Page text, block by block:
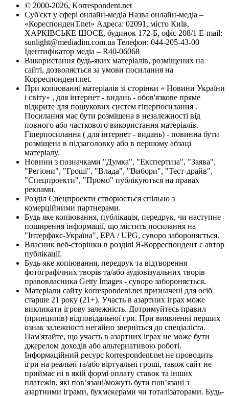
© 2000-2026, Korrespondent.net
Суб'єкт у сфері онлайн-медіа Назва онлайн-медіа –
«КореспонденТ.net» Адреса: 02091, місто Київ,
ХАРКІВСЬКЕ ШОСЕ, будинок 172-Б, офіс 208/1 E-mail:
sunlight@mediadim.com.ua Телефон: 044-205-43-00
Ідентифікатор медіа – R40-06068
Використання будь-яких матеріалів, розміщених на
сайті, дозволяється за умови посилання на
Корреспондент.net.
При копіюванні матеріалів зі сторінки « Новини України
і світу» , для інтернет - видань - обов'язкове пряме
відкрите для пошукових систем гіперпосилання .
Посилання має бути розміщена в незалежності від
повного або часткового використання матеріалів.
Гіперпосилання ( для інтернет - видань) - повинна бути
розміщена в підзаголовку або в першому абзаці
матеріалу.
Новини з позначками "Думка", "Експертиза", "Заява",
"Регіони", "Гроші", "Влада", "Вибори", "Тест-драйв",
"Спецпроекти", "Промо" публікуються на правах
реклами.
Розділ Спецпроекти створюється спільно з
комерційними партнерами.
Будь яке копіювання, публікація, передрук, чи наступне
поширення інформації, що містить посилання на
"Інтерфакс-Україна", EPA / UPG, суворо забороняється.
Власник веб-сторінки в розділі Я-Корреспондент є автор
публікації.
Будь-яке копіювання, передрук та відтворення
фотографічних творів та/або аудіовізуальних творів
правовласника Getty Images - суворо забороняється.
Матеріали сайту korrespondent.net призначені для осіб
старше 21 року (21+). Участь в азартних іграх може
викликати ігрову залежність. Дотримуйтесь правил
(принципів) відповідальної гри. При виявленні перших
ознак залежності негайно зверніться до спеціаліста.
Пам'ятайте, що участь в азартних іграх не може бути
джерелом доходів або альтернативою роботі.
Інформаційний ресурс korrespondent.net не проводить
ігри на реальні та/або віртуальні гроші, також сайт не
приймає ні в якій формі оплату ставок та інших
платежів, які пов’язані/можуть бути пов’язані з
азартними іграми, букмекерами чи тоталізаторами. Будь-